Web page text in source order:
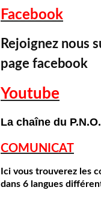
Facebook
Rejoignez nous
page facebook
Youtube
La chaîne du P.N.O.
COMUNICAT
Ici vous trouverez les
dans 6 langues